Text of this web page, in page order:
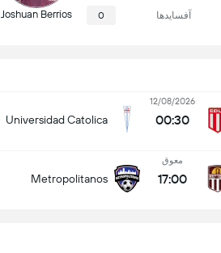
12/08/2026
00:30
Universidad Catolica
معوق
17:00
Metropolitanos
آفسایدها 0
Joshuan Berrios